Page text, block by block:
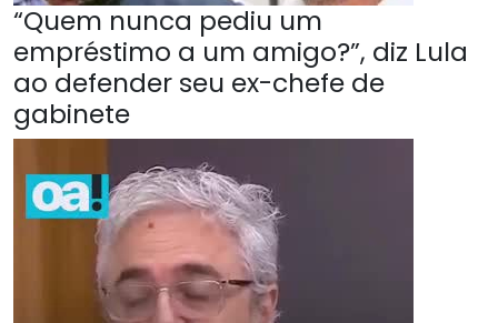
“Quem nunca pediu um
empréstimo a um amigo?”, diz Lula
ao defender seu ex-chefe de
gabinete